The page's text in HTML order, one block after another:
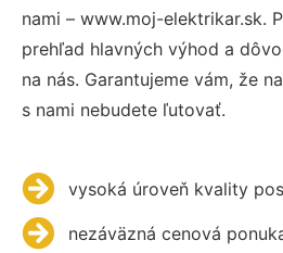
nami – www.moj-elektrikar.sk.
prehľad hlavných výhod a
na nás. Garantujeme vám, že
s nami nebudete ľutovať.
vysoká úroveň kvality
nezáväzná cenová